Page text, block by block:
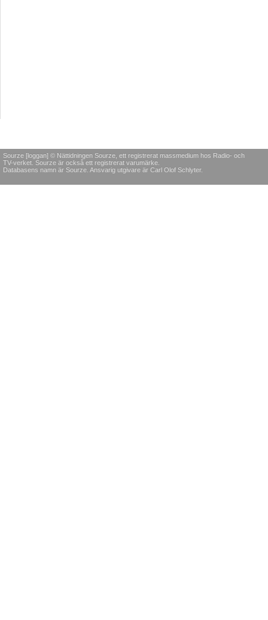
Sourze [loggan] © Nättidningen Sourze, ett registrerat massmedium hos Radio- och
TV-verket. Sourze är också ett registrerat varumärke.
Databasens namn är Sourze. Ansvarig utgivare är Carl Olof Schlyter.